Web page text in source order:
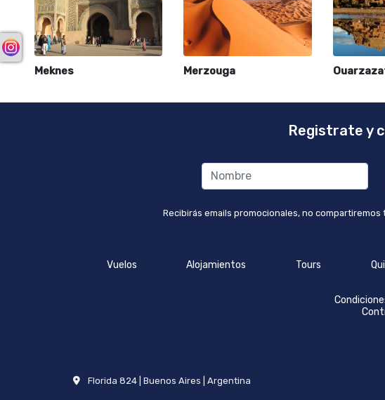
Meknes Merzouga
Registrate y
Recibirás emails promocionales, no
Vuelos Alojamientos Tours
Florida 824 | Buenos Aires | Argentina